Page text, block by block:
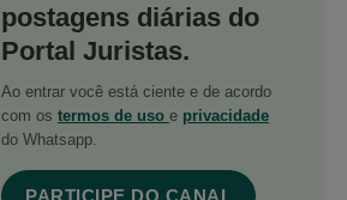
postagens diárias do
Portal Juristas.
Ao entrar você está ciente e de acordo
com os termos de uso e privacidade
do Whatsapp.
PARTICIPE DO CANAL